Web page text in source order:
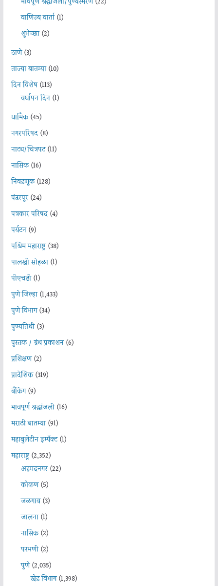
वाणिज्य वार्ता(1)
शुभेच्छा(2)
ठाणे(3)
ताज्या बातम्या(10)
दिन विशेष(113)
वर्धापन दिन(1)
धार्मिक(45)
नगरपरिषद(8)
नाट्य/चित्रपट(11)
नासिक(16)
निवडणूक(128)
पंढरपूर(24)
पत्रकार परिषद(4)
पर्यटन(9)
पश्चिम महाराष्ट्र(38)
पालखी सोहळा(1)
पीएचडी(1)
पुणे जिल्हा(1,433)
पुणे विभाग(34)
पुण्यतिथी(3)
पुस्तक / ग्रंथ प्रकाशन(6)
प्रशिक्षण(2)
प्रादेशिक(319)
बँकिंग(9)
भावपूर्ण श्रद्धांजली(16)
मराठी बातम्या(91)
महाबुलेटीन इम्पॅक्ट(1)
महाराष्ट्र(2,352)
अहमदनगर(22)
कोकण(5)
जळगाव(3)
जालना(1)
नासिक(2)
परभणी(2)
पुणे(2,035)
खेड विभाग(1,398)